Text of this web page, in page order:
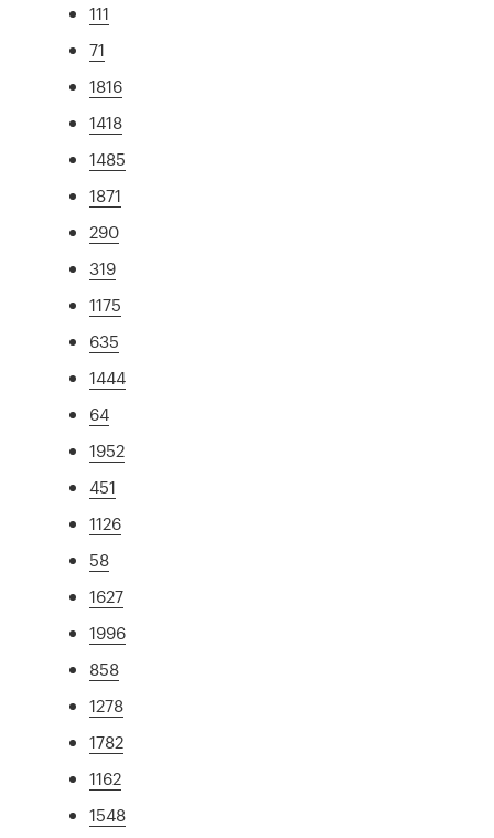
111
71
1816
1418
1485
1871
290
319
1175
635
1444
64
1952
451
1126
58
1627
1996
858
1278
1782
1162
1548